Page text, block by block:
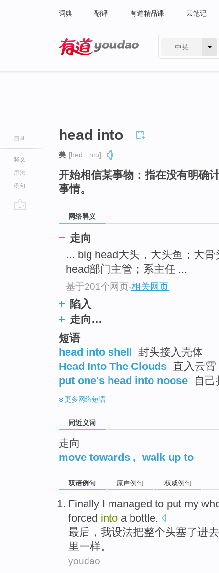
词典 翻译 有道精品课 云笔记
中英
目录
释义
用法
例句
head into
美 [hed ˈɪntu]
开始相信某事物：指在没有明确
事情。
网络释义
走向
... big head大头，大头鱼；大
head部门主管；系主任 ...
基于201个网页-相关网页
陷入
走向…
短语
head into shell
封头接入壳体
Head Into The Clouds 直入云霄
put one's head into noose
自
更多网络短语
同近义词
走向
move towards , walk up to
双语例句 原声例句 权威例句
Finally I managed to put my
forced into a bottle.
最后，我设法把整个头塞了进
里一样。
youdao